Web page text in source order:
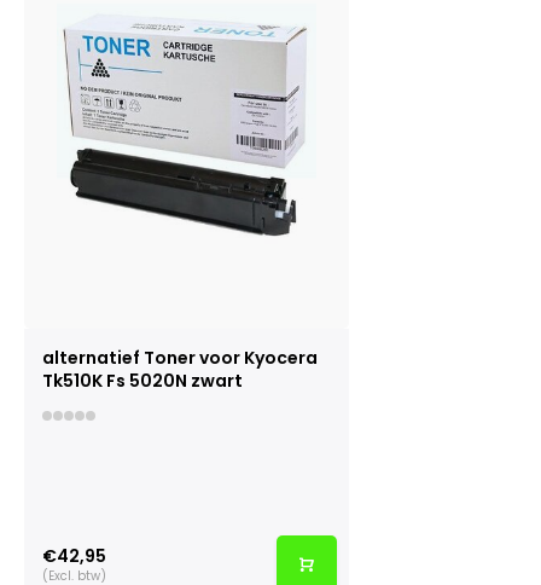
alternatief Toner voor Kyocera
Tk510K Fs 5020N zwart
€42,95
(Excl. btw)